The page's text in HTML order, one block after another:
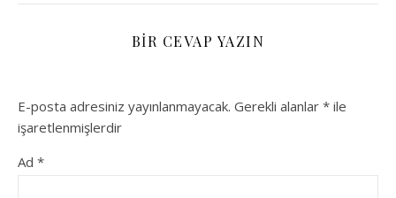
BIR CEVAP YAZIN
E-posta adresiniz yayınlanmayacak. Gerekli alanlar * ile
işaretlenmişlerdir
Ad *